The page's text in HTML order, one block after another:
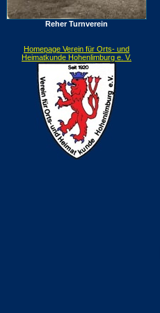
Reher Turnverein
Homepage Verein für Orts- und
Heimatkunde Hohenlimburg e. V.